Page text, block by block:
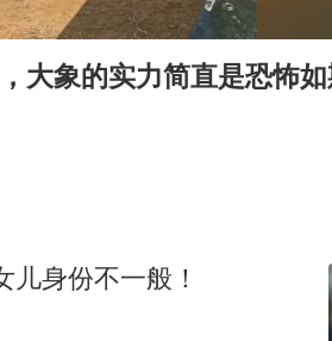
》歌王
大象的实力简直是恐怖
身份不一般！